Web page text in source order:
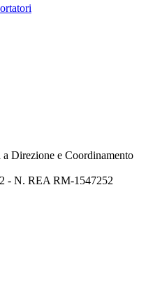
Direzione e Coordinamento
- N. REA RM-1547252